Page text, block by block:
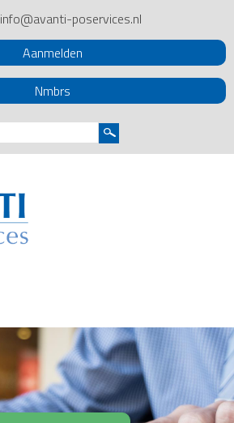
info@avanti-poservices.nl
Aanmelden
Nmbrs